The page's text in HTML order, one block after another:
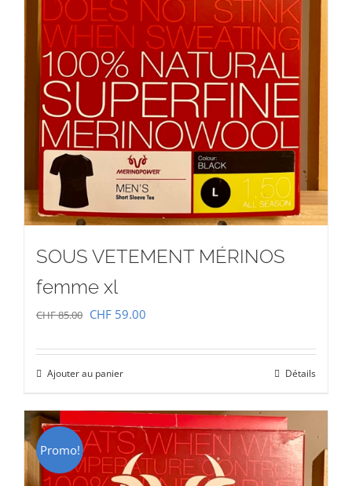
SOUS VETEMENT MÉRINOS
femme xl
CHF85.00 Le
était :
CHF 85.00.
CHF 59.00
CHF 59.00.
Ajouter au panier Détails
Promo!